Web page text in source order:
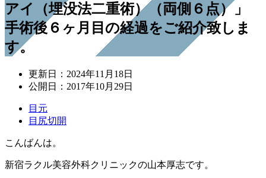
アイ（埋没法二重術）（両側６点）」
手術後６ヶ月目の経過をご紹介致しま
す。
更新日： 2024年11月18日
公開日： 2017年10月29日
目元
目尻切開
こんばんは。
新宿ラクル美容外科クリニックの山本厚志です。